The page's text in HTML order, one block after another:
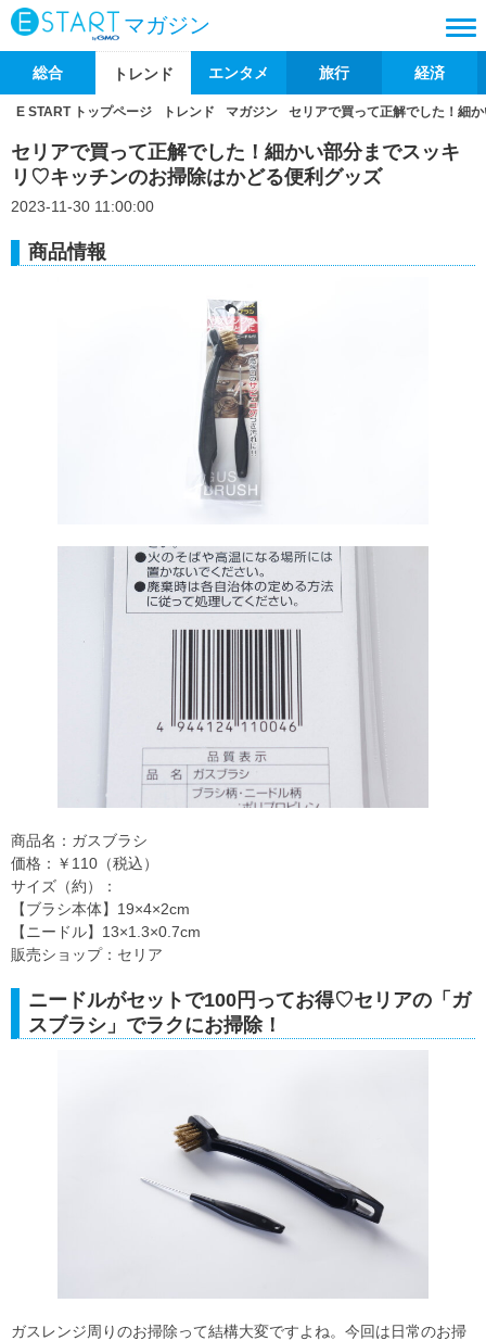
マガジン
総合 トレンド エンタメ 旅行 経済
E START トップページ トレンド マガジン セリアで買って正解でした！細
セリアで買って正解でした！細かい部分までスッキ
リ♡キッチンのお掃除はかどる便利グッズ
2023-11-30 11:00:00
商品情報
商品名：ガスブラシ
価格：￥110（税込）
サイズ（約）：
【ブラシ本体】19×4×2cm
【ニードル】13×1.3×0.7cm
販売ショップ：セリア
ニードルがセットで100円ってお得♡セリアの「ガ
スブラシ」でラクにお掃除！
ガスレンジ周りのお掃除って結構大変ですよね。今回は日常のお掃